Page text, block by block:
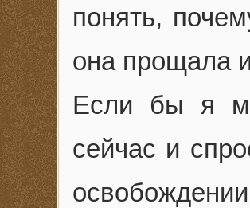
понять,
она прощала
Если бы я
сейчас и